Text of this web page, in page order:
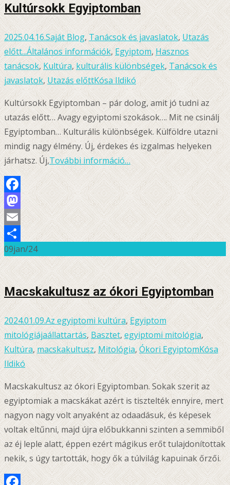
Kultúrsokk Egyiptomban
2025.04.16.Saját Blog,Tanácsok és javaslatok, Utazás
előtt...Általános információk,Egyiptom, Hasznos
tanácsok, Kultúra,kulturális különbségek,Tanácsok és
javaslatok,Utazás előttKósa Ildikó
Kultúrsokk Egyiptomban – pár dolog, amit jó tudni az
utazás előtt… Avagy egyiptomi szokások…. Mit ne csinálj
Egyiptomban… Kulturális különbségek. Külföldre utazni
mindig nagy élmény. Új, érdekes és izgalmas helyeken
járhatsz. Új,További információ…
Facebook
Mastodon
Email
Ossza
meg
09jan/24
Macskakultusz az ókori Egyiptomban
2024.01.09.Az egyiptomi kultúra,Egyiptom
mitológiájaállattartás,Basztet, egyiptomi mitológia,
Kultúra,macskakultusz, Mitológia,Ókori EgyiptomKósa
Ildikó
Macskakultusz az ókori Egyiptomban. Sokak szerit az
egyiptomiak a macskákat azért is tisztelték ennyire, mert
nagyon nagy volt anyaként az odaadásuk, és képesek
voltak eltűnni, majd újra előbukkanni szinten a semmiből
az éj leple alatt, éppen ezért mágikus erőt tulajdonítottak
nekik, s úgy tartották, hogy ők a túlvilág kapuinak őrzői.